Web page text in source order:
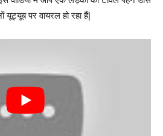
यूट्यूब पर वायरल हो रहा हैं|